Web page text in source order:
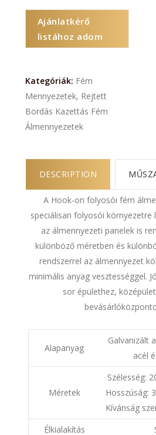
Ajánlatkérő
listához adom
Kategóriák: Fém
Mennyezetek, Rejtett
Bordás Kazettás Fém
Álmennyezetek
DESCRIPTION
A Hook-on folyosói fém
speciálisan folyosói környezetre
az álmennyezeti panelek is
különböző méretben és
rendszerrel az álmennyezet
minimális anyag vesztességgel.
sor épülethez,
Alapanyag
Galvanizált
acél
Méretek
Szélesség:
Hosszúság:
Kívánság
Élkialakítás